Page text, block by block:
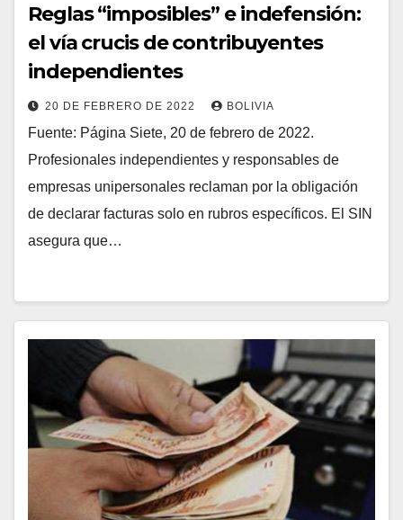
Reglas “imposibles” e indefensión:
el vía crucis de contribuyentes
independientes
20 DE FEBRERO DE 2022 BOLIVIA
Fuente: Página Siete, 20 de febrero de 2022.
Profesionales independientes y responsables de
empresas unipersonales reclaman por la obligación
de declarar facturas solo en rubros específicos. El SIN
asegura que…